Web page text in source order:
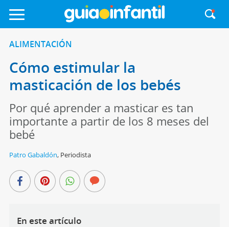
ALIMENTACIÓN
Cómo estimular la
masticación de los bebés
Por qué aprender a masticar es tan
importante a partir de los 8 meses del
bebé
Patro Gabaldón, Periodista
En este artículo